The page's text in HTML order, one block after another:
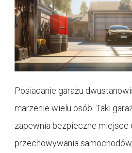
Posiadanie garażu
marzenie wielu osób. Taki
zapewnia bezpieczne miejsce
przechowywania